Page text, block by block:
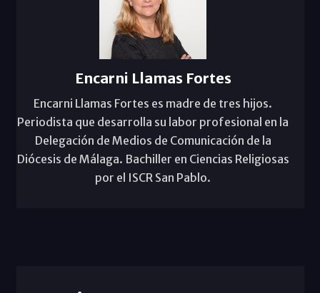
Encarni Llamas Fortes
Encarni Llamas Fortes es madre de tres hijos.
Periodista que desarrolla su labor profesional en la
Delegación de Medios de Comunicación de la
Diócesis de Málaga. Bachiller en Ciencias Religiosas
por el ISCR San Pablo.